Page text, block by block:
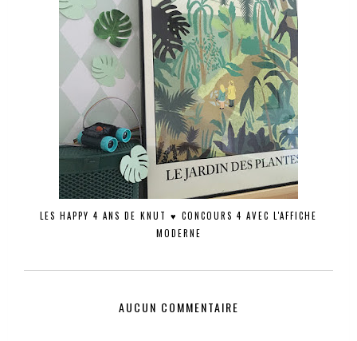
LES HAPPY 4 ANS DE KNUT ♥ CONCOURS 4 AVEC L'AFFICHE
MODERNE
AUCUN COMMENTAIRE